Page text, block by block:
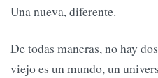
Una nueva, diferente.
De todas maneras, no hay
viejo es un mundo, un